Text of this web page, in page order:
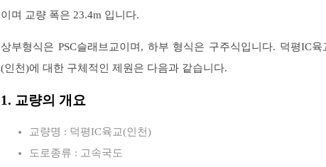
이며 교량 폭은 23.4m 입니다.
상부형식은 PSC슬래브교이며, 하부 형식은 구주식입니다. 덕평IC육
(인천)에 대한 구체적인 제원은 다음과 같습니다.
1. 교량의 개요
교량명 : 덕평IC육교(인천)
도로종류 : 고속국도